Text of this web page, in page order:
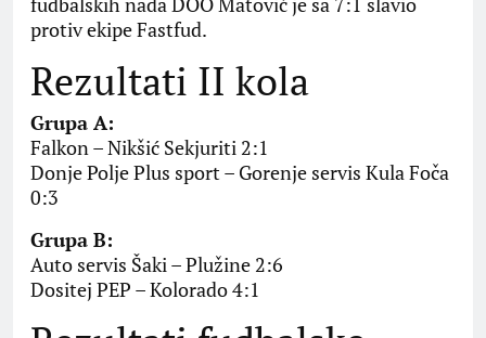
protiv ekipe Fastfud.
Rezultati II kola
Grupa A:
Falkon – Nikšić Sekjuriti 2:1
Donje Polje Plus sport – Gorenje servis Kula Foča
0:3
Grupa B:
Auto servis Šaki – Plužine 2:6
Dositej PEP – Kolorado 4:1